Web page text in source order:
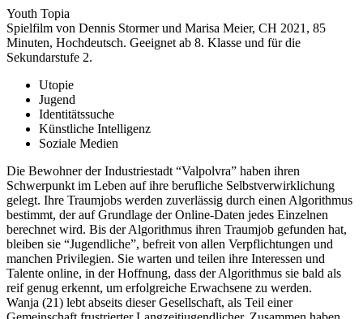
Youth Topia
Spielfilm von Dennis Stormer und Marisa Meier, CH 2021, 85
Minuten, Hochdeutsch. Geeignet ab 8. Klasse und für die
Sekundarstufe 2.
Utopie
Jugend
Identitätssuche
Künstliche Intelligenz
Soziale Medien
Die Bewohner der Industriestadt “Valpolvra” haben ihren
Schwerpunkt im Leben auf ihre berufliche Selbstverwirklichung
gelegt. Ihre Traumjobs werden zuverlässig durch einen Algorithmus
bestimmt, der auf Grundlage der Online-Daten jedes Einzelnen
berechnet wird. Bis der Algorithmus ihren Traumjob gefunden hat,
bleiben sie “Jugendliche”, befreit von allen Verpflichtungen und
manchen Privilegien. Sie warten und teilen ihre Interessen und
Talente online, in der Hoffnung, dass der Algorithmus sie bald als
reif genug erkennt, um erfolgreiche Erwachsene zu werden.
Wanja (21) lebt abseits dieser Gesellschaft, als Teil einer